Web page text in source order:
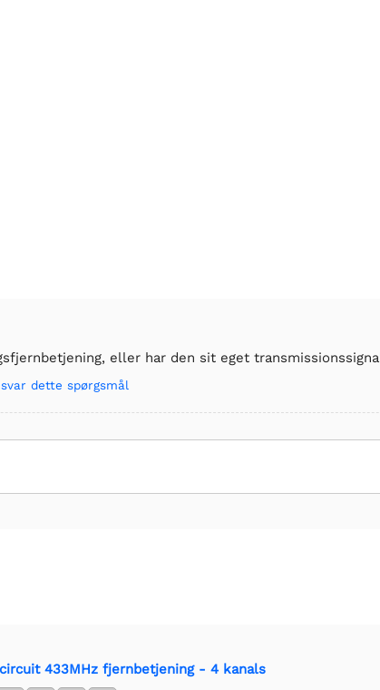
eller har den sit eget
dette spørgsmål
433MHz fjernbetjening - 4 kanals